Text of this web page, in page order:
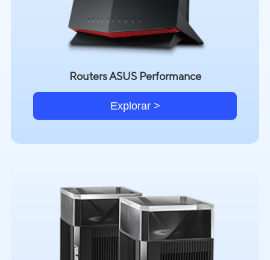
Routers ASUS Performance
Explorar >